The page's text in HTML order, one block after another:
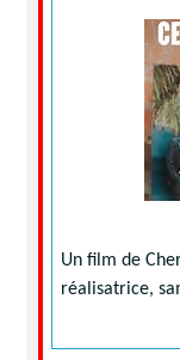
Un film de
réalisatrice,